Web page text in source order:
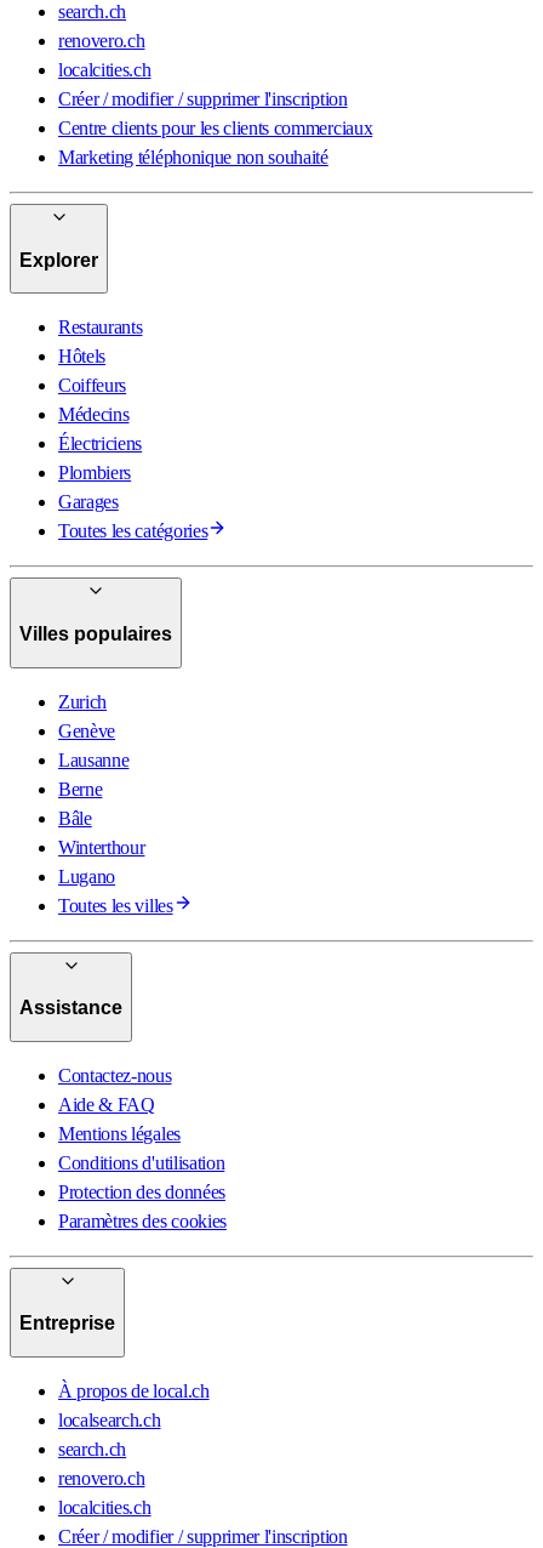
search.ch
renovero.ch
localcities.ch
Créer / modifier / supprimer l'inscription
Centre clients pour les clients commerciaux
Marketing téléphonique non souhaité
Explorer
Restaurants
Hôtels
Coiffeurs
Médecins
Électriciens
Plombiers
Garages
Toutes les catégories
Villes populaires
Zurich
Genève
Lausanne
Berne
Bâle
Winterthour
Lugano
Toutes les villes
Assistance
Contactez-nous
Aide & FAQ
Mentions légales
Conditions d'utilisation
Protection des données
Paramètres des cookies
Entreprise
À propos de local.ch
localsearch.ch
search.ch
renovero.ch
localcities.ch
Créer / modifier / supprimer l'inscription